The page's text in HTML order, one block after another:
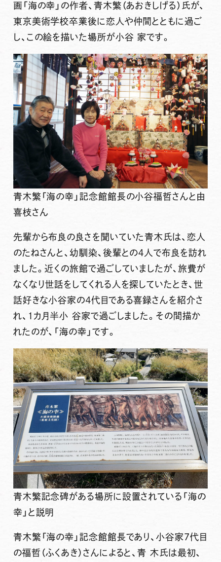
画「海の幸」の作者、青木繁（あおきしげる）氏が、
東京美術学校卒業後に恋人や仲間とともに過ご
し、この絵を描いた場所が小谷 家です。
青木繁「海の幸」記念館館長の小谷福哲さんと由
喜枝さん
先輩から布良の良さを聞いていた青木氏は、恋人
のたねさんと、幼馴染、後輩との4人で布良を訪れ
ました。近くの旅館で過ごしていましたが、旅費が
なくなり世話をしてくれる人を探していたとき、世
話好きな小谷家の4代目である喜録さんを紹介さ
れ、1カ月半小 谷家で過ごしました。その間描か
れたのが、「海の幸」です。
青木繁記念碑がある場所に設置されている「海の
幸」と説明
青木繁「海の幸」記念館館長であり、小谷家7代目
の福哲（ふくあき）さんによると、青 木氏は最初、